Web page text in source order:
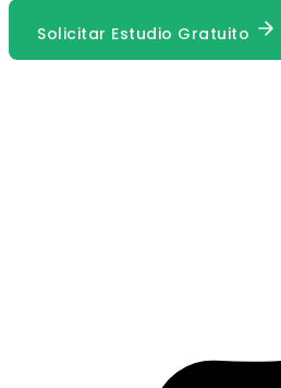
Solicitar Estudio Gratuito